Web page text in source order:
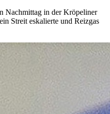
Nachmittag in der Kröpeliner
Streit eskalierte und Reizgas